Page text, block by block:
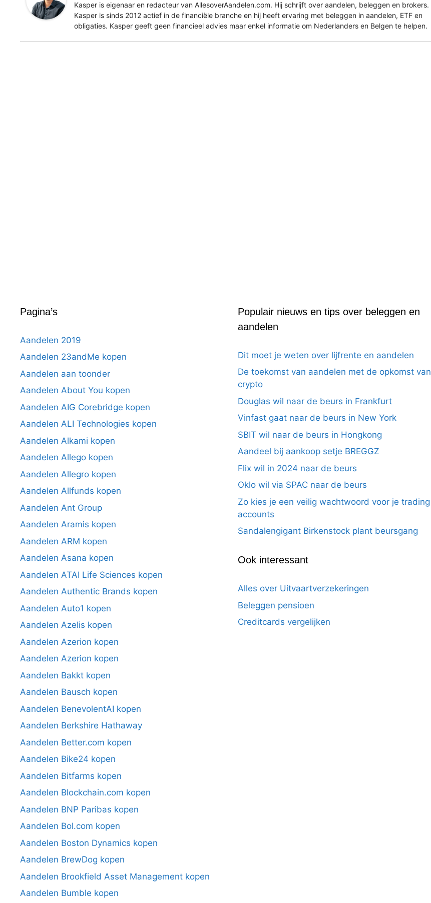
Kasper is eigenaar en redacteur van AllesoverAandelen.com. Hij schrijft over aandelen, beleggen en brokers.
Kasper is sinds 2012 actief in de financiële branche en hij heeft ervaring met beleggen in aandelen, ETF en
obligaties. Kasper geeft geen financieel advies maar enkel informatie om Nederlanders en Belgen te helpen.
Pagina’s
Aandelen 2019
Aandelen 23andMe kopen
Aandelen aan toonder
Aandelen About You kopen
Aandelen AIG Corebridge kopen
Aandelen ALI Technologies kopen
Aandelen Alkami kopen
Aandelen Allego kopen
Aandelen Allegro kopen
Aandelen Allfunds kopen
Aandelen Ant Group
Aandelen Aramis kopen
Aandelen ARM kopen
Aandelen Asana kopen
Aandelen ATAI Life Sciences kopen
Aandelen Authentic Brands kopen
Aandelen Auto1 kopen
Aandelen Azelis kopen
Aandelen Azerion kopen
Aandelen Azerion kopen
Aandelen Bakkt kopen
Aandelen Bausch kopen
Aandelen BenevolentAI kopen
Aandelen Berkshire Hathaway
Aandelen Better.com kopen
Aandelen Bike24 kopen
Aandelen Bitfarms kopen
Aandelen Blockchain.com kopen
Aandelen BNP Paribas kopen
Aandelen Bol.com kopen
Aandelen Boston Dynamics kopen
Aandelen BrewDog kopen
Aandelen Brookfield Asset Management kopen
Aandelen Bumble kopen
Populair nieuws en tips over beleggen en
aandelen
Dit moet je weten over lijfrente en aandelen
De toekomst van aandelen met de opkomst van
crypto
Douglas wil naar de beurs in Frankfurt
Vinfast gaat naar de beurs in New York
SBIT wil naar de beurs in Hongkong
Aandeel bij aankoop setje BREGGZ
Flix wil in 2024 naar de beurs
Oklo wil via SPAC naar de beurs
Zo kies je een veilig wachtwoord voor je trading
accounts
Sandalengigant Birkenstock plant beursgang
Ook interessant
Alles over Uitvaartverzekeringen
Beleggen pensioen
Creditcards vergelijken